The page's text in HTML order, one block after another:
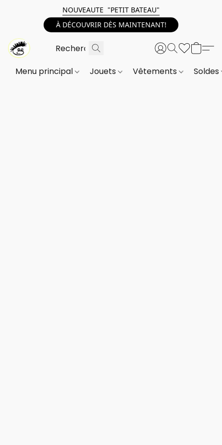
NOUVEAUTE "PETIT BATEAU"
À DÉCOUVRIR DÈS MAINTENANT!
Menu principal Jouets Vêtements Soldes